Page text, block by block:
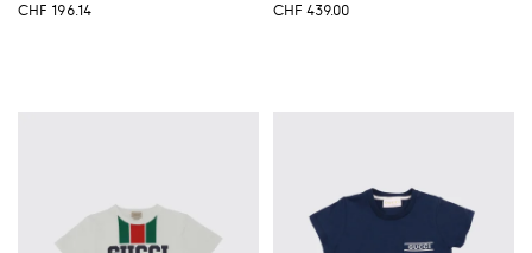
CHF 196.14 CHF 439.00